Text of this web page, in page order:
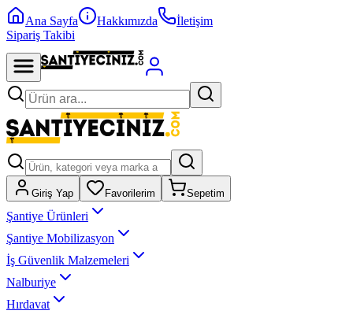
Ana Sayfa Hakkımızda
İletişim
Sipariş Takibi
Giriş Yap Favorilerim Sepetim
Şantiye Ürünleri
Şantiye Mobilizasyon
İş Güvenlik Malzemeleri
Nalburiye
Hırdavat